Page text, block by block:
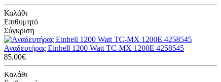
Καλάθι
Επιθυμητό
Σύγκριση
Αναδευτήρας Einhell 1200 Watt ΤC-ΜΧ 1200E 4258545
85,00€
Καλάθι